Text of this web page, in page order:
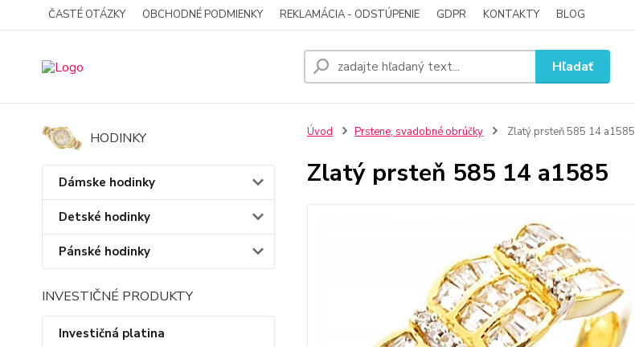
ČASTÉ OTÁZKY OBCHODNÉ PODMIENKY REKLAMÁCIA - ODSTÚPENIE GDPR KONTAKTY BLOG
Hľadať
HODINKY
Dámske hodinky
Detské hodinky
Pánské hodinky
INVESTIČNÉ PRODUKTY
Investičná platina
Úvod Prstene, svadobné obrúčky Zlatý prsteň 585 14 a1585
Zlatý prsteň 585 14 a1585